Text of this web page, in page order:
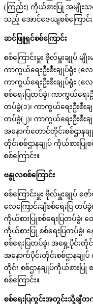
(ကြည်း) ကိုယ်စားပြု အမျိုးသ
သည့် အောင်ဇေယျစစ်ကြောင်း
ဆင်ဖြူရှင်စစ်ကြောင်း
စစ်ကြောင်းမှူး ဗိုလ်မှူးချုပ် မ
ကာကွယ်ရေးဦးစီးချုပ်ရုံး (လေ
ကာကွယ်ရေးဦးစီးချုပ်ရုံး (
စစ်ရေးပြတပ်ခွဲ၊ ကာကွယ်ရေးဦ
တပ်ခွဲ(၁)၊ ကာကွယ်ရေးဦးစီးခ
တပ်ခွဲ(၂)၊ ကာကွယ်ရေးဦးစီးခ
အနောက်တောင်တိုင်းစစ်ဌာနခ
တိုင်းစစ်ဌာနချုပ် ကိုယ်စားပ
စစ်ကြောင်း။
ဗန္ဓုလစစ်ကြောင်း
စစ်ကြောင်းမှူး ဗိုလ်မှူးချုပ်
လေကြောင်းချီစစ်ရေးပြ တ
ကိုယ်စားပြုစစ်ရေးပြတပ်ခွဲ၊ ထ
ကိုယ်စားပြု စစ်ရေးပြတပ်ခွဲ၊
စစ်ရေးပြတပ်ခွဲ၊ အရှေ့ပိုင်းတိုင်
အနောက်ပိုင်းတိုင်းစစ်ဌာနချုပ်
တိုင်း စစ်ဌာနချုပ်ကိုယ်စားပြု
စစ်ကြောင်း။
စစ်ရေးပြကွင်းအတွင်းသို့ချီ